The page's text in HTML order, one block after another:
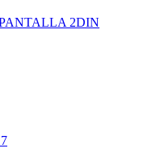
2DIN